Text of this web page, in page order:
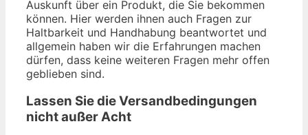
Auskunft über ein Produkt, die Sie bekommen
können. Hier werden ihnen auch Fragen zur
Haltbarkeit und Handhabung beantwortet und
allgemein haben wir die Erfahrungen machen
dürfen, dass keine weiteren Fragen mehr offen
geblieben sind.
Lassen Sie die Versandbedingungen
nicht außer Acht